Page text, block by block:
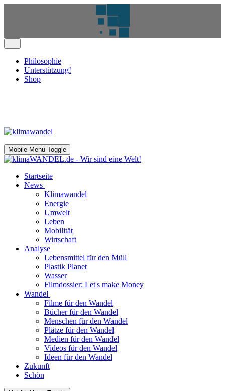
Philosophie
Unterstützung!
Shop
Mobile Menu Toggle
Startseite
News
Klimawandel
Energie
Umwelt
Leben
Mobilität
Wirtschaft
Analyse
Lebensmittel für den Müll
Plastik Planet
Wasser
Filmdossier: Let's make Money
Wandel
Filme für den Wandel
Bücher für den Wandel
Menschen für den Wandel
Plätze für den Wandel
Medien für den Wandel
Videos für den Wandel
Ideen für den Wandel
Zukunft
Schön